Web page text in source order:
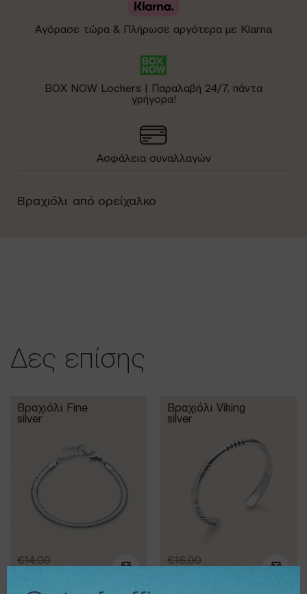
Αγόρασε τώρα & Πλήρωσε αργότερα με Klarna
BOX NOW Lockers | Παραλαβή 24/7, πάντα
γρήγορα!
Ασφάλεια συναλλαγών
Βραχιόλι από ορείχαλκο
Δες επίσης
Βραχιόλι Fine
silver
€14,00
Βραχιόλι Viking
silver
€16,00